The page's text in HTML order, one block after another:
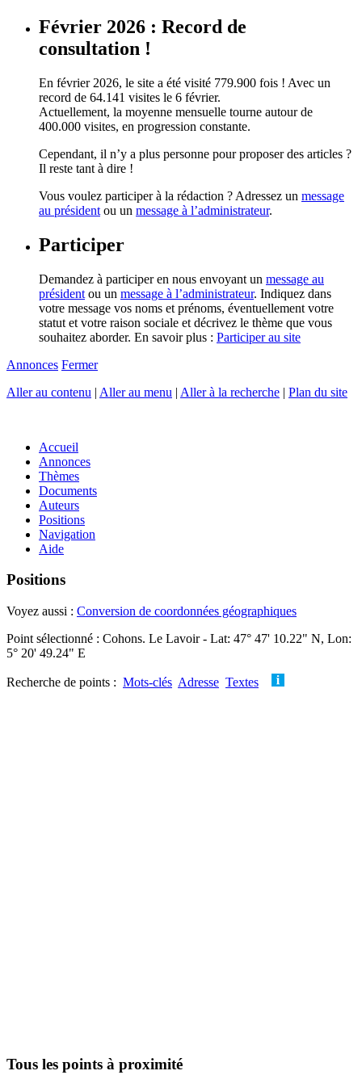
Février 2026 : Record de
consultation !
En février 2026, le site a été visité 779.900 fois ! Avec un
record de 64.141 visites le 6 février.
Actuellement, la moyenne mensuelle tourne autour de
400.000 visites, en progression constante.
Cependant, il n’y a plus personne pour proposer des articles ?
Il reste tant à dire !
Vous voulez participer à la rédaction ? Adressez un message
au président ou un message à l’administrateur.
Participer
Demandez à participer en nous envoyant un message au
président ou un message à l’administrateur. Indiquez dans
votre message vos noms et prénoms, éventuellement votre
statut et votre raison sociale et décrivez le thème que vous
souhaitez aborder. En savoir plus : Participer au site
Annonces Fermer
Aller au contenu | Aller au menu | Aller à la recherche | Plan du site
Accueil
Annonces
Thèmes
Documents
Auteurs
Positions
Navigation
Aide
Positions
Voyez aussi : Conversion de coordonnées géographiques
Point sélectionné : Cohons. Le Lavoir - Lat: 47° 47' 10.22" N, Lon:
5° 20' 49.24" E
Recherche de points : Mots-clés Adresse Textes
Tous les points à proximité